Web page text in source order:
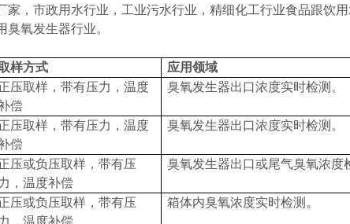
家，市政用水行业，工业污水行业，精细化工行业食品跟饮
臭氧发生器行业。
样方式
应用领域
压取样，带有压力，温度
偿
臭氧发生器出口浓度实时检测。
压取样，带有压力，温度
偿
臭氧发生器出口浓度实时检测。
压或负压取样，带有压
，温度补偿
臭氧发生器出口或尾气臭氧浓度
压或负压取样，带有压
箱体内臭氧浓度实时检测。